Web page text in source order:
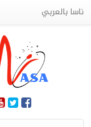
ناسا بالعربي